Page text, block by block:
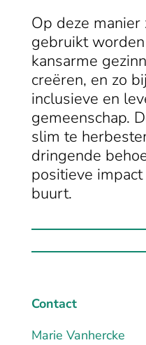
Op deze manier
gebruikt
kansarme
creëren, en zo
inclusieve en
gemeenschap.
slim te
dringende
positieve
buurt.
Contact
Marie Vanhercke